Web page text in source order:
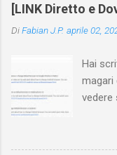
[LINK Diretto e
DiFabian J.P. aprile 02,
Hai
magari